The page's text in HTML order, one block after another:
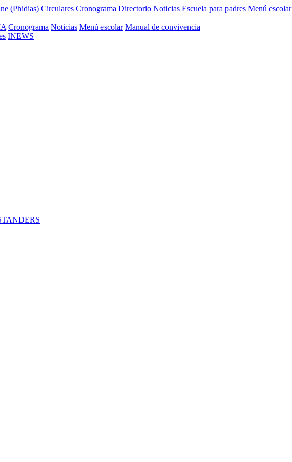
(Phidias) Circulares Cronograma Directorio Noticias Escuela para padres Menú escolar
Cronograma Noticias Menú escolar Manual de convivencia
INEWS